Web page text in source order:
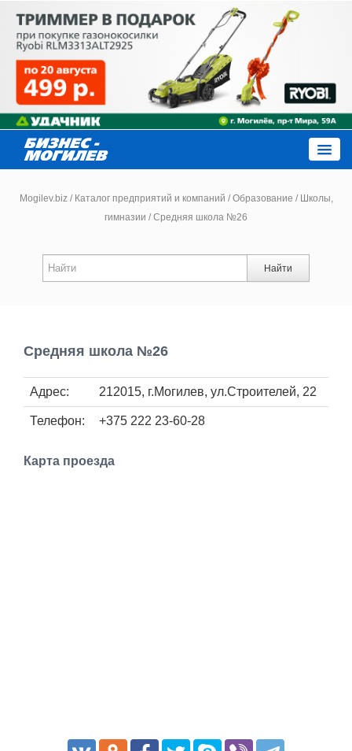
Новости
Афиша
Mogilev.biz / Каталог предприятий и компаний / Образование / Школы,
гимназии /Средняя школа №26
Найти
Средняя школа №26
Адрес: 212015, г.Могилев, ул.Строителей, 22
Телефон: +375 222 23-60-28
Карта проезда